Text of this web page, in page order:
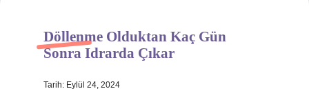
Hakkımızda
Döllenme Olduktan Kaç Gün
Sonra Idrarda Çıkar
Tarih: Eylül 24, 2024